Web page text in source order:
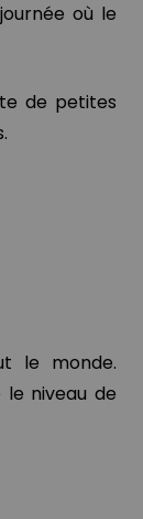
où le
de petites
le monde.
le niveau de